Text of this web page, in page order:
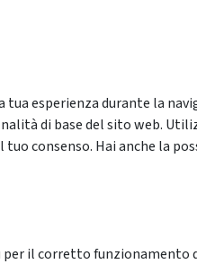
esperienza durante la
di base del sito web.
consenso. Hai anche la
il corretto